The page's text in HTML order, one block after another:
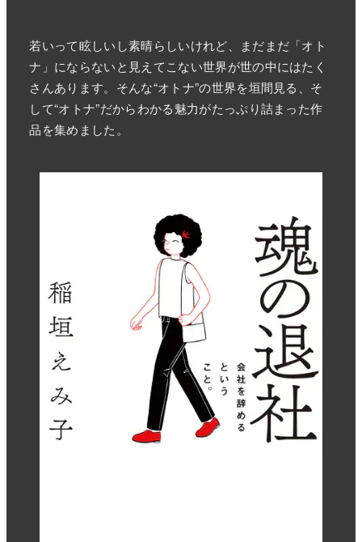
若いって眩しいし素晴らしいけれど、まだまだ「オト
ナ」にならないと見えてこない世界が世の中にはたく
さんあります。そんな“オトナ”の世界を垣間見る、そ
して“オトナ”だからわかる魅力がたっぷり詰まった作
品を集めました。